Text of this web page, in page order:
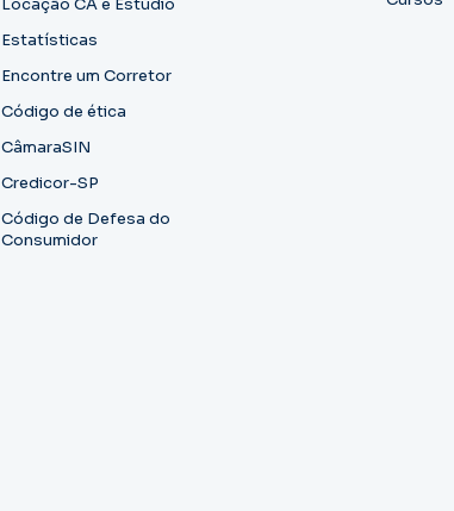
Locação CA e Estúdio
Estatísticas
Encontre um Corretor
Código de ética
CâmaraSIN
Credicor-SP
Código de Defesa do
Consumidor